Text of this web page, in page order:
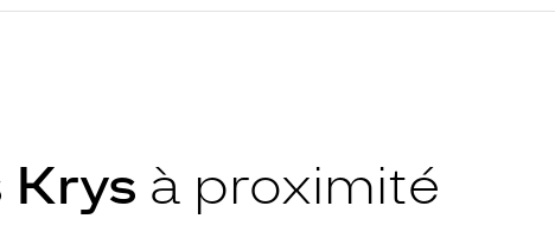
Krys à proximité